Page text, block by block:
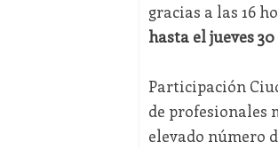
gracias a las 16
hasta el jueves
Participación
de profesionales
elevado número